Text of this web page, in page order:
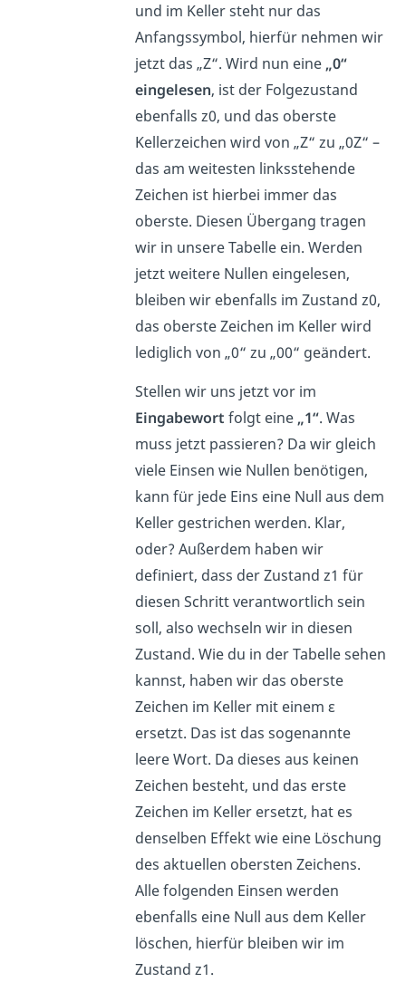
und im Keller steht nur das
Anfangssymbol, hierfür nehmen wir
jetzt das „Z“. Wird nun eine „0“
eingelesen, ist der Folgezustand
ebenfalls z0, und das oberste
Kellerzeichen wird von „Z“ zu „0Z“ –
das am weitesten linksstehende
Zeichen ist hierbei immer das
oberste. Diesen Übergang tragen
wir in unsere Tabelle ein. Werden
jetzt weitere Nullen eingelesen,
bleiben wir ebenfalls im Zustand z0,
das oberste Zeichen im Keller wird
lediglich von „0“ zu „00“ geändert.
Stellen wir uns jetzt vor im
Eingabewort folgt eine „1“. Was
muss jetzt passieren? Da wir gleich
viele Einsen wie Nullen benötigen,
kann für jede Eins eine Null aus dem
Keller gestrichen werden. Klar,
oder? Außerdem haben wir
definiert, dass der Zustand z1 für
diesen Schritt verantwortlich sein
soll, also wechseln wir in diesen
Zustand. Wie du in der Tabelle sehen
kannst, haben wir das oberste
Zeichen im Keller mit einem ε
ersetzt. Das ist das sogenannte
leere Wort. Da dieses aus keinen
Zeichen besteht, und das erste
Zeichen im Keller ersetzt, hat es
denselben Effekt wie eine Löschung
des aktuellen obersten Zeichens.
Alle folgenden Einsen werden
ebenfalls eine Null aus dem Keller
löschen, hierfür bleiben wir im
Zustand z1.